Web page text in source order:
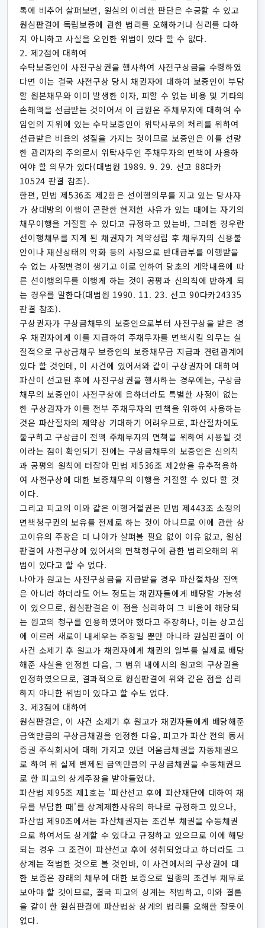
록에 비추어 살펴보면, 원심의 이러한 판단은 수긍할 수 있고
원심판결에 독립보증에 관한 법리를 오해하거나 심리를 다하
지 아니하고 사실을 오인한 위법이 있다 할 수 없다.
2. 제2점에 대하여
수탁보증인이 사전구상권을 행사하여 사전구상금을 수령하였
다면 이는 결국 사전구상 당시 채권자에 대하여 보증인이 부담
할 원본채무와 이미 발생한 이자, 피할 수 없는 비용 및 기타의
손해액을 선급받는 것이어서 이 금원은 주채무자에 대하여 수
임인의 지위에 있는 수탁보증인이 위탁사무의 처리를 위하여
선급받은 비용의 성질을 가지는 것이므로 보증인은 이를 선량
한 관리자의 주의로서 위탁사무인 주채무자의 면책에 사용하
여야 할 의무가 있다(대법원 1989. 9. 29. 선고 88다카
10524 판결 참조).
한편, 민법 제536조 제2항은 선이행의무를 지고 있는 당사자
가 상대방의 이행이 곤란한 현저한 사유가 있는 때에는 자기의
채무이행을 거절할 수 있다고 규정하고 있는바, 그러한 경우란
선이행채무를 지게 된 채권자가 계약성립 후 채무자의 신용불
안이나 재산상태의 악화 등의 사정으로 반대급부를 이행받을
수 없는 사정변경이 생기고 이로 인하여 당초의 계약내용에 따
른 선이행의무를 이행케 하는 것이 공평과 신의칙에 반하게 되
는 경우를 말한다(대법원 1990. 11. 23. 선고 90다카24335
판결 참조).
구상권자가 구상금채무의 보증인으로부터 사전구상을 받은 경
우 채권자에게 이를 지급하여 주채무자를 면책시킬 의무는 실
질적으로 구상금채무 보증인의 보증채무금 지급과 견련관계에
있다 할 것인데, 이 사건에 있어서와 같이 구상권자에 대하여
파산이 선고된 후에 사전구상권을 행사하는 경우에는, 구상금
채무의 보증인이 사전구상에 응하더라도 특별한 사정이 없는
한 구상권자가 이를 전부 주채무자의 면책을 위하여 사용하는
것은 파산절차의 제약상 기대하기 어려우므로, 파산절차에도
불구하고 구상금이 전액 주채무자의 면책을 위하여 사용될 것
이라는 점이 확인되기 전에는 구상금채무의 보증인은 신의칙
과 공평의 원칙에 터잡아 민법 제536조 제2항을 유추적용하
여 사전구상에 대한 보증채무의 이행을 거절할 수 있다 할 것
이다.
그리고 피고의 이와 같은 이행거절권은 민법 제443조 소정의
면책청구권의 보유를 전제로 하는 것이 아니므로 이에 관한 상
고이유의 주장은 더 나아가 살펴볼 필요 없이 이유 없고, 원심
판결에 사전구상에 있어서의 면책청구에 관한 법리오해의 위
법이 있다고 할 수 없다.
나아가 원고는 사전구상금을 지급받을 경우 파산절차상 전액
은 아니라 하더라도 어느 정도는 채권자들에게 배당할 가능성
이 있으므로, 원심판결은 이 점을 심리하여 그 비율에 해당되
는 원고의 청구를 인용하였어야 했다고 주장하나, 이는 상고심
에 이르러 새로이 내세우는 주장일 뿐만 아니라 원심판결이 이
사건 소제기 후 원고가 채권자에게 채권의 일부를 실제로 배당
해준 사실을 인정한 다음, 그 범위 내에서의 원고의 구상권을
인정하였으므로, 결과적으로 원심판결에 위와 같은 점을 심리
하지 아니한 위법이 있다고 할 수도 없다.
3. 제3점에 대하여
원심판결은, 이 사건 소제기 후 원고가 채권자들에게 배당해준
금액만큼의 구상금채권을 인정한 다음, 피고가 파산 전의 동서
증권 주식회사에 대해 가지고 있던 어음금채권을 자동채권으
로 하여 위 실제 변제된 금액만큼의 구상금채권을 수동채권으
로 한 피고의 상계주장을 받아들였다.
파산법 제95조 제1호는 '파산선고 후에 파산재단에 대하여 채
무를 부담한 때'를 상계제한사유의 하나로 규정하고 있으나,
파산법 제90조에서는 파산채권자는 조건부 채권을 수동채권
으로 하여서도 상계할 수 있다고 규정하고 있으므로 이에 해당
되는 경우 그 조건이 파산선고 후에 성취되었다고 하더라도 그
상계는 적법한 것으로 볼 것인바, 이 사건에서의 구상권에 대
한 보증은 장래의 채무에 대한 보증으로 일종의 조건부 채무로
보아야 할 것이므로, 결국 피고의 상계는 적법하고, 이와 결론
을 같이 한 원심판결에 파산법상 상계의 법리를 오해한 잘못이
없다.